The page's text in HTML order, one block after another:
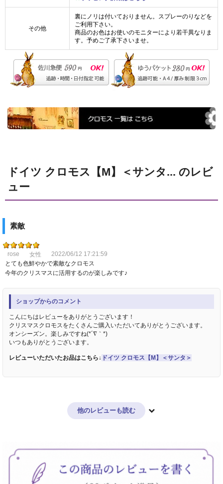
その他
裏にノリは付いておりません。スプレーのりなどを
ご利用下さい。
商品のお色はお使いのモニターにより若干異なりま
す。予めご了承下さいませ。
ドイツ クロモス【M】＜サンタ... のレビ
ュー
素敵
rose 女性
2022/06/12 17:21:59
とても色鮮やかで素敵なクロモス
今年のクリスマスに活用するのが楽しみです♪
ショップからのコメント
こんにちはレビューをありがとうございます！
クリスマスクロモスをたくさんご購入いただいてありがとうございます。
オンシーズン。楽しみですね(*´∇｀*)
いつもありがとうございます。
レビューいただいたお品はこちら↓ ドイツ クロモス【M】＜サンタ＞
他のレビューも読む